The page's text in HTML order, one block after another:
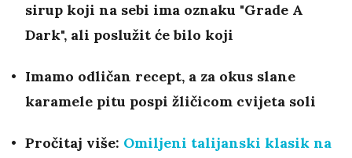
sirup koji na sebi ima oznaku "Grade A
Dark", ali poslužit će bilo koji
Imamo odličan recept, a za okus slane
karamele pitu pospi žličicom cvijeta soli
Pročitaj više: Omiljeni talijanski klasik na